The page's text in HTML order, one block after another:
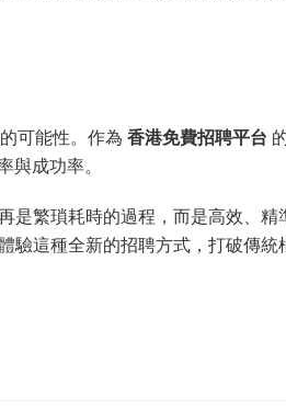
可能性。作為 香港免費招聘平台
與成功率。
是繁瑣耗時的過程，而是高效、精
驗這種全新的招聘方式，打破傳統